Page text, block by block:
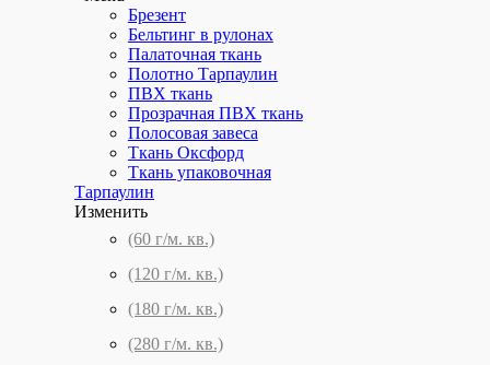
Брезент
Бельтинг в рулонах
Палаточная ткань
Полотно Тарпаулин
ПВХ ткань
Прозрачная ПВХ ткань
Полосовая завеса
Ткань Оксфорд
Ткань упаковочная
Тарпаулин
Изменить
(60 г/м. кв.)
(120 г/м. кв.)
(180 г/м. кв.)
(280 г/м. кв.)